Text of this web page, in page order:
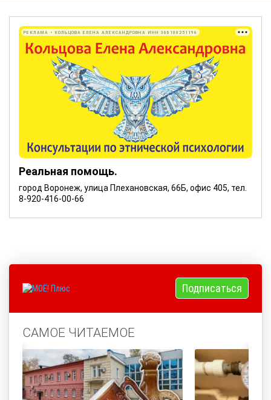
Реальная помощь.
город Воронеж, улица Плехановская, 66Б, офис 405, тел.
8-920-416-00-66
РЕКЛАМА • КОЛЬЦОВА ЕЛЕНА АЛЕКСАНДРОВНА ИНН 366100251196
Подписаться
САМОЕ ЧИТАЕМОЕ